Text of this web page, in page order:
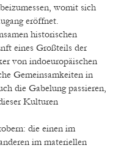
womit sich
eröffnet.
historischen
eines Großteils der
von indoeuropäischen
Gemeinsamkeiten in
die Gabelung passieren,
Kulturen
die einen im
im materiellen